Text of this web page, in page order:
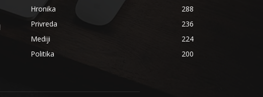
Hronika
288
Privreda
236
Mediji
224
Politika
200